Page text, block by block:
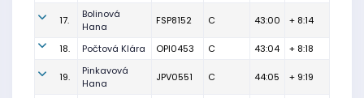
17.
Bolinová
Hana
FSP8152 C 43:00 + 8:14
18. Počtová Klára OPI0453 C 43:04 + 8:18
19.
Pinkavová
Hana
JPV0551 C 44:05 + 9:19